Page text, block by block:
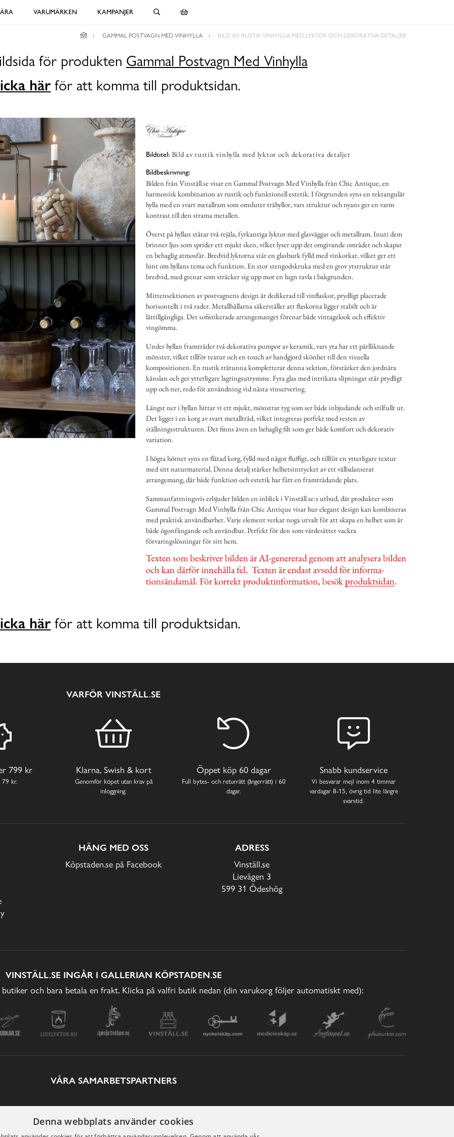
VARUMÄRKEN KAMPANJER
GAMMAL POSTVAGN MED VINHYLLA BILD AV RUSTIK VINHYLLA MED LYKTOR OCH DEKORATIVA DETALJER
för produkten Gammal Postvagn Med Vinhylla
här för att komma till produktsidan.
Bildtitel: Bild av rustik vinhylla med lyktor och dekorativa detaljer
Bildbeskrivning:
Bilden från Vinställ.se visar en Gammal Postvagn Med Vinhylla från Chic Antique, en
harmonisk kombination av rustik och funktionell estetik. I förgrunden syns en rektangulär
hylla med en svart metallram som omsluter trähyllor, vars struktur och nyans ger en varm
kontrast till den strama metallen.
Överst på hyllan ståtar två rejäla, fyrkantiga lyktor med glasväggar och metallram. Inuti dem
brinner ljus som sprider ett mjukt sken, vilket lyser upp det omgivande området och skapar
en behaglig atmosfär. Bredvid lyktorna står en glasburk fylld med vinkorkar, vilket ger ett
hint om hyllans tema och funktion. En stor stengodskruka med en grov ytstruktur står
bredvid, med grenar som sträcker sig upp mot en lugn tavla i bakgrunden.
Mittensektionen av postvagnens design är dedikerad till vinflaskor, prydligt placerade
horisontellt i två rader. Metallhållarna säkerställer att flaskorna ligger stabilt och är
lättillgängliga. Det sofistikerade arrangemanget förenar både vintagelook och effektiv
vingömma.
Under hyllan framträder två dekorativa pumpor av keramik, vars yta har ett pärlliknande
mönster, vilket tillför textur och en touch av handgjord skönhet till den visuella
kompositionen. En rustik trätunna kompletterar denna sektion, förstärker den jordnära
känslan och ger ytterligare lagringsutrymme. Fyra glas med intrikata slipningar står prydligt
upp och ner, redo för användning vid nästa vinservering.
Längst ner i hyllan hittar vi ett mjukt, mönstrat tyg som ser både inbjudande och stilfullt ut.
Det ligger i en korg av svart metalltråd, vilket integreras perfekt med resten av
ställningsstrukturen. Det finns även en behaglig filt som ger både komfort och dekorativ
variation.
I högra hörnet syns en flätad korg, fylld med något fluffigt, och tillför en ytterligare textur
med sitt naturmaterial. Denna detalj stärker helhetsintrycket av ett välbalanserat
arrangemang, där både funktion och estetik har fått en framträdande plats.
Sammanfattningsvis erbjuder bilden en inblick i Vinställ.se:s utbud, där produkter som
Gammal Postvagn Med Vinhylla från Chic Antique visar hur elegant design kan kombineras
med praktisk användbarhet. Varje element verkar noga utvalt för att skapa en helhet som är
både ögonfångande och användbar. Perfekt för den som värdesätter vackra
förvaringslösningar för sitt hem.
här för att komma till produktsidan.
VARFÖR VINSTÄLL.SE
799 kr
79 kr.
Klarna, Swish & kort
Genomför köpet utan krav på
inloggning.
Öppet köp 60 dagar
Full bytes- och returrätt (ångerrätt) i 60
dagar.
Snabb kundservice
Vi besvarar mejl inom 4 timmar
vardagar 8-15, övrig tid lite längre
svarstid.
HÄNG MED OSS
Köpstaden.se på Facebook
ADRESS
Vinställ.se
Lievägen 3
599 31 Ödeshög
VINSTÄLL.SE INGÅR I GALLERIAN KÖPSTADEN.SE
och bara betala en frakt. Klicka på valfri butik nedan (din varukorg följer automatiskt med):
VÅRA SAMARBETSPARTNERS
Denna webbplats använder cookies